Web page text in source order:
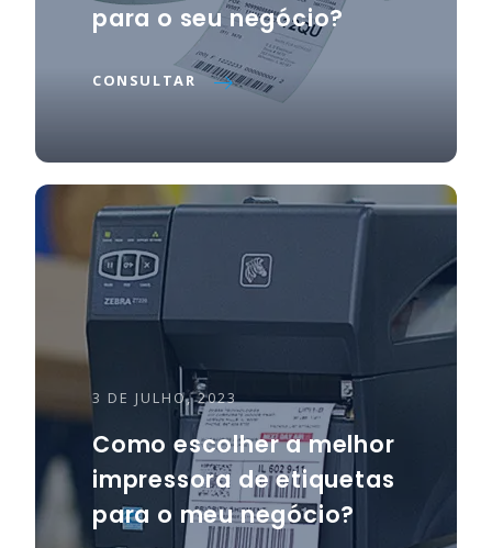
para o seu negócio?
CONSULTAR
3 DE JULHO, 2023
Como escolher a melhor
impressora de etiquetas
para o meu negócio?